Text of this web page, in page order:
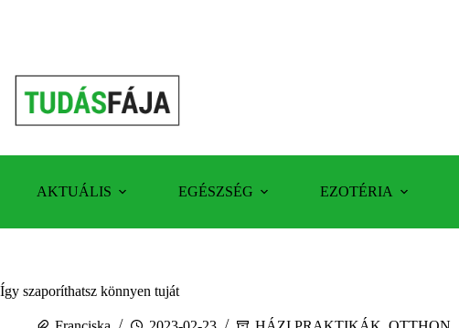
AKTUÁLIS EGÉSZSÉG EZOTÉRIA
Így szaporíthatsz könnyen tuját